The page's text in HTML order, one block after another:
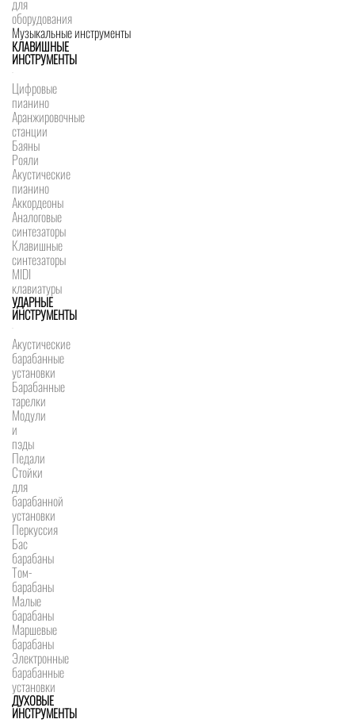
для
оборудования
Музыкальные инструменты
КЛАВИШНЫЕ
ИНСТРУМЕНТЫ
Цифровые
пианино
Аранжировочные
станции
Баяны
Рояли
Акустические
пианино
Аккордеоны
Аналоговые
синтезаторы
Клавишные
синтезаторы
MIDI
клавиатуры
УДАРНЫЕ
ИНСТРУМЕНТЫ
Акустические
барабанные
установки
Барабанные
тарелки
Модули
и
пэды
Педали
Стойки
для
барабанной
установки
Перкуссия
Бас
барабаны
Том-
барабаны
Малые
барабаны
Маршевые
барабаны
Электронные
барабанные
установки
ДУХОВЫЕ
ИНСТРУМЕНТЫ